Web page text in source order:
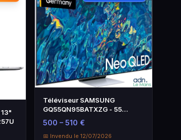
Téléviseur SAMSUNG
GQ55QN95BATXZG - 55
pouces - Bon état de
fonctionnement
500 – 510 €
📅 Invendu le 12/07/2026